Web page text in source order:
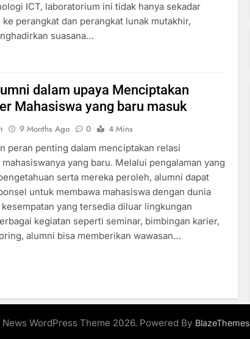
ICT, laboratorium ini tidak hanya sekadar
perangkat dan perangkat lunak mutakhir,
suasana…
dalam upaya Menciptakan
Mahasiswa yang baru masuk
9 Months Ago 0
4 Mins
peran penting dalam menciptakan relasi
yang baru. Melalui pengalaman yang
serta mereka peroleh, alumni dapat
untuk membawa mahasiswa dengan dunia
yang tersedia diluar lingkungan
kegiatan seperti seminar, bimbingan karier,
alumni bisa memberikan wawasan…
WordPress Theme 2026. Powered By BlazeThemes